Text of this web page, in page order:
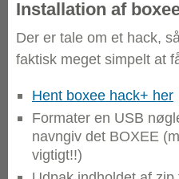
Installation af
Der er tale om et hack,
faktisk meget simpelt at
Hent boxee hack+ her
Formater en USB
navngiv det BOXEE
vigtigt!!)